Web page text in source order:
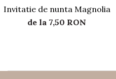
Invitatie de nunta Magnolia
de la 7,50 RON